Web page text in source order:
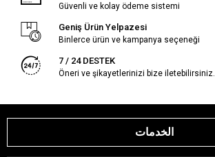
Güvenli ve kolay ödeme sistemi
Geniş Ürün Yelpazesi
Binlerce ürün ve kampanya seçeneği
7 / 24 DESTEK
Öneri ve şikayetlerinizi bize iletebilirsiniz.
الخدمات